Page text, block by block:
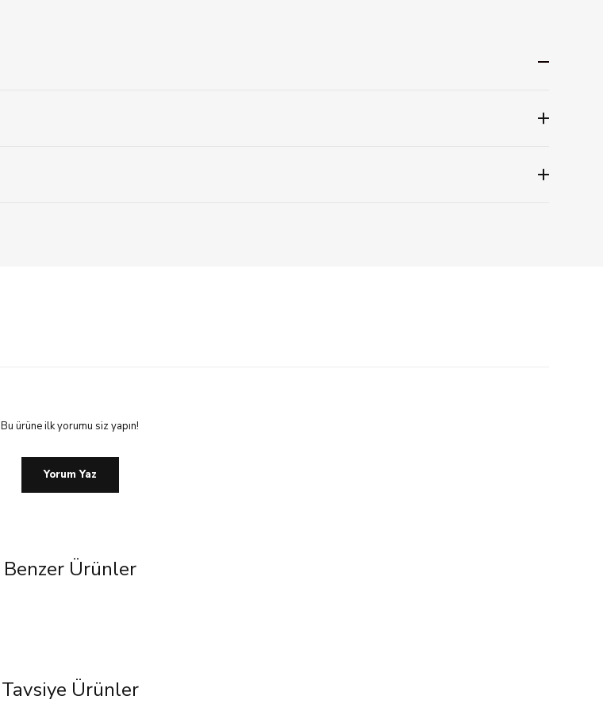
Bu ürüne ilk yorumu siz yapın!
Yorum Yaz
Benzer Ürünler
Tavsiye Ürünler